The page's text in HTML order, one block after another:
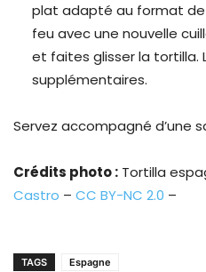
plat adapté au format de
feu avec une nouvelle
et faites glisser la tortilla.
supplémentaires.
Servez accompagné d’une
Crédits photo : Tortilla
Castro – CC BY-NC 2.0 –
TAGS Espagne